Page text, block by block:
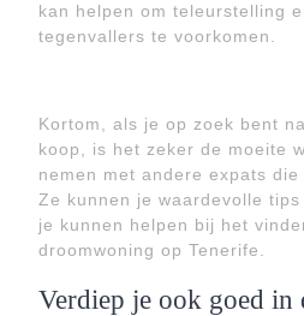
kan helpen om teleurstelling
tegenvallers te voorkomen.
Kortom, als je op zoek bent
koop, is het zeker de moeite
nemen met andere expats die
Ze kunnen je waardevolle
je kunnen helpen bij het
droomwoning op Tenerife.
Verdiep je ook goed in